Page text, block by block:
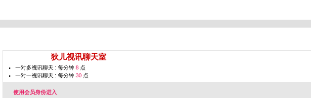
狄儿视讯聊天室
一对多视讯聊天 : 每分钟 8 点
一对一视讯聊天 : 每分钟 30 点
使用会员身份进入